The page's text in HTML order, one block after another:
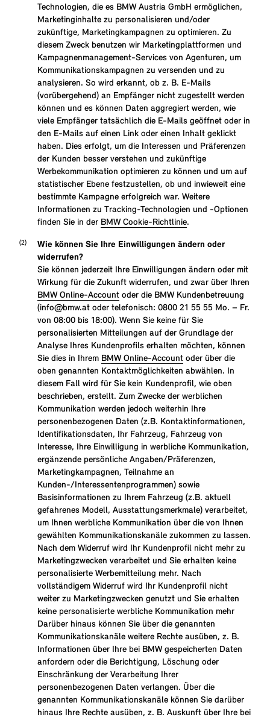
Technologien, die es BMW Austria GmbH ermöglichen,
Marketinginhalte zu personalisieren und/oder
zukünftige, Marketingkampagnen zu optimieren. Zu
diesem Zweck benutzen wir Marketingplattformen und
Kampagnenmanagement-Services von Agenturen, um
Kommunikationskampagnen zu versenden und zu
analysieren. So wird erkannt, ob z. B. E-Mails
(vorübergehend) an Empfänger nicht zugestellt werden
können und es können Daten aggregiert werden, wie
viele Empfänger tatsächlich die E-Mails geöffnet oder in
den E-Mails auf einen Link oder einen Inhalt geklickt
haben. Dies erfolgt, um die Interessen und Präferenzen
der Kunden besser verstehen und zukünftige
Werbekommunikation optimieren zu können und um auf
statistischer Ebene festzustellen, ob und inwieweit eine
bestimmte Kampagne erfolgreich war. Weitere
Informationen zu Tracking-Technologien und -Optionen
finden Sie in der BMW Cookie-Richtlinie.
Wie können Sie Ihre Einwilligungen ändern oder
widerrufen?
Sie können jederzeit Ihre Einwilligungen ändern oder mit
Wirkung für die Zukunft widerrufen, und zwar über Ihren
BMW Online-Account oder die BMW Kundenbetreuung
(info@bmw.at oder telefonisch: 0800 21 55 55 Mo. – Fr.
von 08:00 bis 18:00). Wenn Sie keine für Sie
personalisierten Mitteilungen auf der Grundlage der
Analyse Ihres Kundenprofils erhalten möchten, können
Sie dies in Ihrem BMW Online-Account oder über die
oben genannten Kontaktmöglichkeiten abwählen. In
diesem Fall wird für Sie kein Kundenprofil, wie oben
beschrieben, erstellt. Zum Zwecke der werblichen
Kommunikation werden jedoch weiterhin Ihre
personenbezogenen Daten (z.B. Kontaktinformationen,
Identifikationsdaten, Ihr Fahrzeug, Fahrzeug von
Interesse, Ihre Einwilligung in werbliche Kommunikation,
ergänzende persönliche Angaben/Präferenzen,
Marketingkampagnen, Teilnahme an
Kunden-/Interessentenprogrammen) sowie
Basisinformationen zu Ihrem Fahrzeug (z.B. aktuell
gefahrenes Modell, Ausstattungsmerkmale) verarbeitet,
um Ihnen werbliche Kommunikation über die von Ihnen
gewählten Kommunikationskanäle zukommen zu lassen.
Nach dem Widerruf wird Ihr Kundenprofil nicht mehr zu
Marketingzwecken verarbeitet und Sie erhalten keine
personalisierte Werbemitteilung mehr. Nach
vollständigem Widerruf wird Ihr Kundenprofil nicht
weiter zu Marketingzwecken genutzt und Sie erhalten
keine personalisierte werbliche Kommunikation mehr
Darüber hinaus können Sie über die genannten
Kommunikationskanäle weitere Rechte ausüben, z. B.
Informationen über Ihre bei BMW gespeicherten Daten
anfordern oder die Berichtigung, Löschung oder
Einschränkung der Verarbeitung Ihrer
personenbezogenen Daten verlangen. Über die
genannten Kommunikationskanäle können Sie darüber
hinaus Ihre Rechte ausüben, z. B. Auskunft über Ihre bei